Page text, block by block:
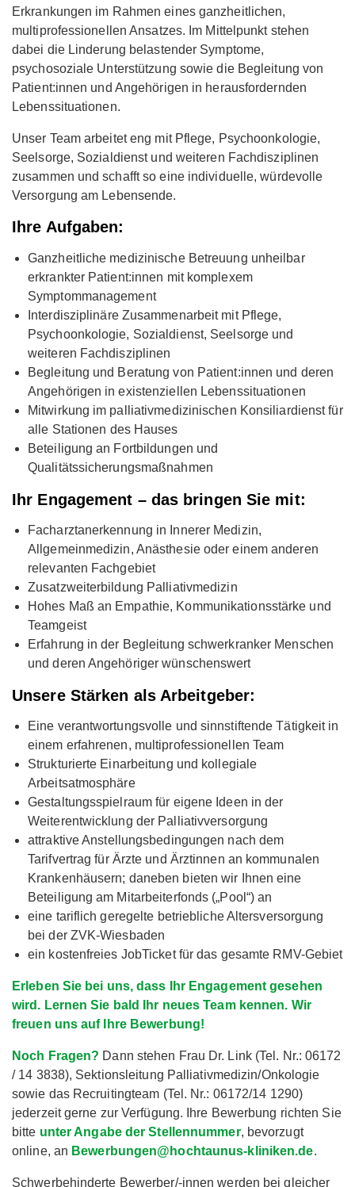
Erkrankungen im Rahmen eines ganzheitlichen,
multiprofessionellen Ansatzes. Im Mittelpunkt stehen
dabei die Linderung belastender Symptome,
psychosoziale Unterstützung sowie die Begleitung von
Patient:innen und Angehörigen in herausfordernden
Lebenssituationen.
Unser Team arbeitet eng mit Pflege, Psychoonkologie,
Seelsorge, Sozialdienst und weiteren Fachdisziplinen
zusammen und schafft so eine individuelle, würdevolle
Versorgung am Lebensende.
Ihre Aufgaben:
Ganzheitliche medizinische Betreuung unheilbar
erkrankter Patient:innen mit komplexem
Symptommanagement
Interdisziplinäre Zusammenarbeit mit Pflege,
Psychoonkologie, Sozialdienst, Seelsorge und
weiteren Fachdisziplinen
Begleitung und Beratung von Patient:innen und deren
Angehörigen in existenziellen Lebenssituationen
Mitwirkung im palliativmedizinischen Konsiliardienst für
alle Stationen des Hauses
Beteiligung an Fortbildungen und
Qualitätssicherungsmaßnahmen
Ihr Engagement – das bringen Sie mit:
Facharztanerkennung in Innerer Medizin,
Allgemeinmedizin, Anästhesie oder einem anderen
relevanten Fachgebiet
Zusatzweiterbildung Palliativmedizin
Hohes Maß an Empathie, Kommunikationsstärke und
Teamgeist
Erfahrung in der Begleitung schwerkranker Menschen
und deren Angehöriger wünschenswert
Unsere Stärken als Arbeitgeber:
Eine verantwortungsvolle und sinnstiftende Tätigkeit in
einem erfahrenen, multiprofessionellen Team
Strukturierte Einarbeitung und kollegiale
Arbeitsatmosphäre
Gestaltungsspielraum für eigene Ideen in der
Weiterentwicklung der Palliativversorgung
attraktive Anstellungsbedingungen nach dem
Tarifvertrag für Ärzte und Ärztinnen an kommunalen
Krankenhäusern; daneben bieten wir Ihnen eine
Beteiligung am Mitarbeiterfonds („Pool“) an
eine tariflich geregelte betriebliche Altersversorgung
bei der ZVK-Wiesbaden
ein kostenfreies JobTicket für das gesamte RMV-Gebiet
Erleben Sie bei uns, dass Ihr Engagement gesehen
wird. Lernen Sie bald Ihr neues Team kennen. Wir
freuen uns auf Ihre Bewerbung!
Noch Fragen? Dann stehen Frau Dr. Link (Tel. Nr.: 06172
/ 14 3838), Sektionsleitung Palliativmedizin/Onkologie
sowie das Recruitingteam (Tel. Nr.: 06172/14 1290)
jederzeit gerne zur Verfügung. Ihre Bewerbung richten Sie
bitte unter Angabe der Stellennummer, bevorzugt
online, an Bewerbungen@hochtaunus-kliniken.de.
Schwerbehinderte Bewerber/-innen werden bei gleicher